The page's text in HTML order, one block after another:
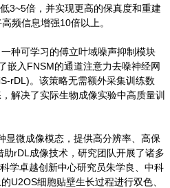
3~5倍，并实现更高的保真度和重建
频信息增强10倍以上。
种可学习的傅立叶域噪声抑制模块
嵌入FNSM的通道注意力去噪神经网
rDL)。该策略无需额外采集训练数
解决了实际生物成像实验中高质量训
显微成像模态，提供高分辨率、高保
rDL成像技术，研究团队开展了诸多
学卓越创新中心研究员朱学良、中科
U2OS细胞贴壁生长过程进行双色、